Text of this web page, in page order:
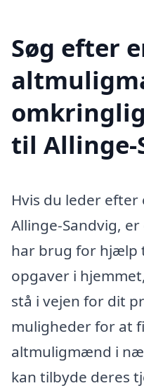
Søg efter
til Allinge-
Hvis du leder
Allinge-Sandvig,
har brug for hjælp
opgaver i
stå i vejen for dit
muligheder for at
altmuligmænd i
kan tilbyde deres